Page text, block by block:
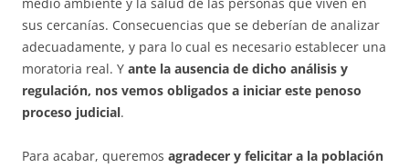
sus cercanías. Consecuencias que se deberían de analizar
adecuadamente, y para lo cual es necesario establecer una
moratoria real. Y ante la ausencia de dicho análisis y
regulación, nos vemos obligados a iniciar este penoso
proceso judicial.
Para acabar, queremos agradecer y felicitar a la población